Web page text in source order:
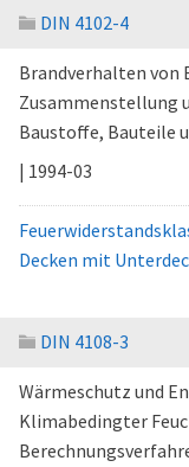
DIN 4102-4
Brandverhalten von
Zusammenstellung
Baustoffe, Bauteile
| 1994-03
Decken mit
DIN 4108-3
Wärmeschutz und
Klimabedingter